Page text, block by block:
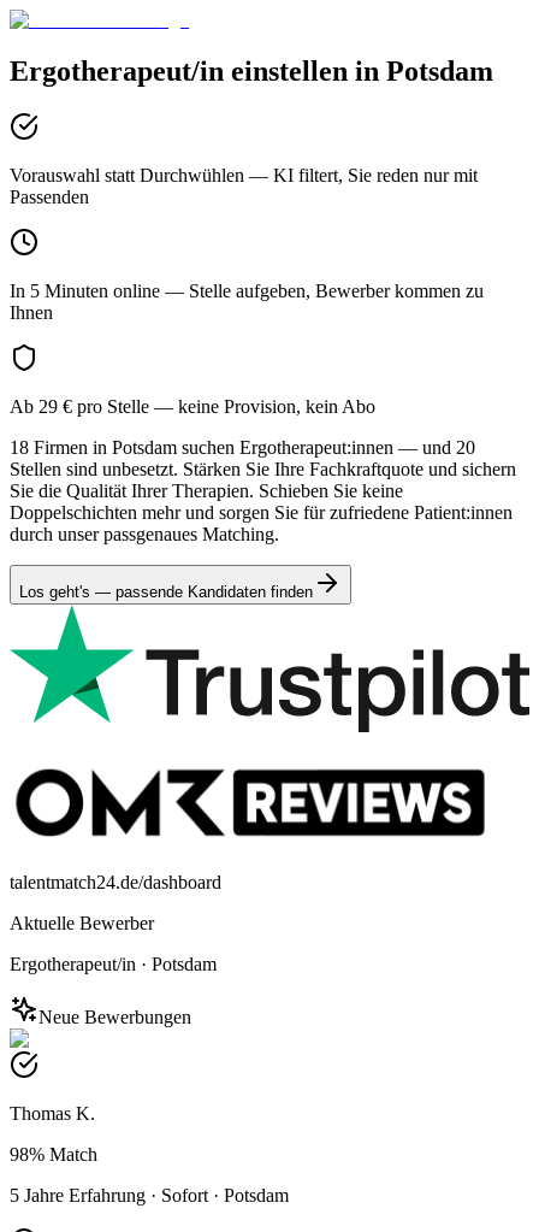
Ergotherapeut/in einstellen in Potsdam
Vorauswahl statt Durchwühlen — KI filtert, Sie reden nur mit
Passenden
In 5 Minuten online — Stelle aufgeben, Bewerber kommen zu
Ihnen
Ab 29 € pro Stelle — keine Provision, kein Abo
18 Firmen in Potsdam suchen Ergotherapeut:innen — und 20
Stellen sind unbesetzt. Stärken Sie Ihre Fachkraftquote und sichern
Sie die Qualität Ihrer Therapien. Schieben Sie keine
Doppelschichten mehr und sorgen Sie für zufriedene Patient:innen
durch unser passgenaues Matching.
Los geht's — passende Kandidaten finden
talentmatch24.de/dashboard
Aktuelle Bewerber
Ergotherapeut/in · Potsdam
Neue Bewerbungen
Thomas K.
98% Match
5 Jahre Erfahrung · Sofort · Potsdam